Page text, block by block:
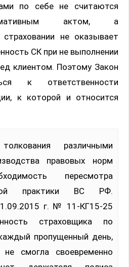
по себе не считаются
актом, а
не оказывает
СК при не выполнении
клиентом. Поэтому Закон
к ответственности
к которой и относится
правовых норм
пересмотра
практики ВС РФ.
г. № 11-КГ15-25
страховщика по
пропущенный день,
не смогла своевременно